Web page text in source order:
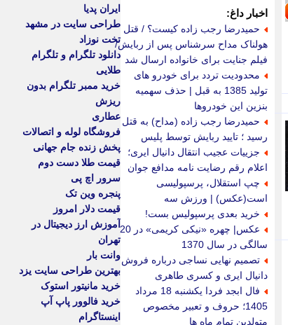
اخبار داغ:
حمیدرضا رجب زاده کیست؟ / قتل
هولناک مداح سرشناس پس از ربایش/
فیلم جنایت برای خانواده ارسال شد
محدودیت تردد برای خودرو های
تولید 1385 به قبل | حذف سهمیه
بنزین این خودروها
حمیدرضا رجب زاده (مداح) به قتل
رسید ؛ تایید ربایش توسط پلیس
جزییات عجیب انتقال دانیال ایری؛
اعلام رقم رضایت نامه مدافع جوان
چپ استقلال، پرسپولیسی
است(عکس) | ورزش سه
خرید بعدی پرسپولیس بست!
عکس| چهره «نیکی کریمی» در 20
سالگی در سال 1370
تصمیم نهایی نساجی درباره فروش
دانیال ایری و کسری طاهری
فال ابجد فردا یکشنبه 18 مرداد
1405؛ حروف و تعبیر مخصوص
متولدین تمام ماه ها
ایران پدیا
طراحی سایت در مشهد
تخت نوزاد
دانلود تلگرام و تلگرام
طلایی
خرید ممبر تلگرام بدون
ریزش
عطاری
فروشگاه لوله و اتصالات
پخش زنده جام جهانی
قیمت طلا دست دوم
سرور اچ پی
پنجره وین تک
قیمت دلار امروز
آموزش ارز دیجیتال در
تهران
وانت بار
بهترین طراحی سایت یزد
خرید مانیتور استوک
خرید فالوور پاپ آپ
اینستاگرام